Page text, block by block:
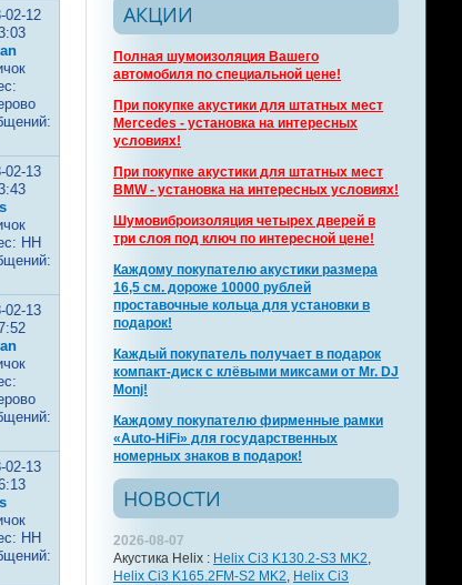
02-12
02-13
НН
02-13
02-13
НН
АКЦИИ
Полная шумоизоляция Вашего
автомобиля по специальной цене!
При покупке акустики для штатных мест
Mercedes - установка на интересных
условиях!
При покупке акустики для штатных мест
BMW - установка на интересных условиях!
Шумовиброизоляция четырех дверей в
три слоя под ключ по интересной цене!
Каждому покупателю акустики размера
16,5 см. дороже 10000 рублей
проставочные кольца для установки в
подарок!
Каждый покупатель получает в подарок
компакт-диск с клёвыми миксами от Mr. DJ
Monj!
Каждому покупателю фирменные рамки
«Auto-HiFi» для государственных
номерных знаков в подарок!
НОВОСТИ
2026-08-07
Акустика Helix : Helix Ci3 K130.2-S3 MK2,
Helix Ci3 K165.2FM-S2 MK2, Helix Ci3